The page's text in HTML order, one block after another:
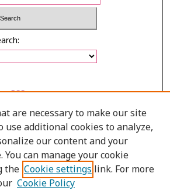
orRSS
are necessary to make our site
use additional cookies to analyze,
our content and your
can manage your cookie
the Cookie settings link. For more
Cookie Policy